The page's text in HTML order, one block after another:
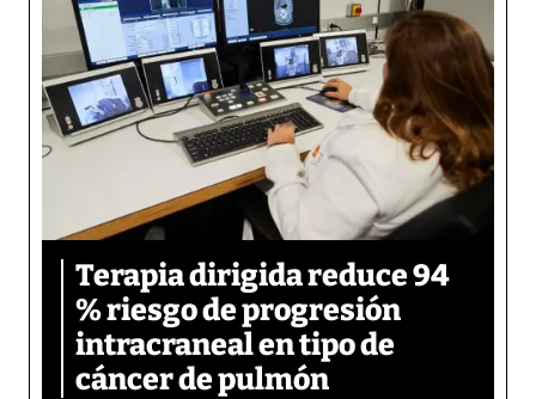
Terapia dirigida reduce 94
% riesgo de progresión
intracraneal en tipo de
cáncer de pulmón